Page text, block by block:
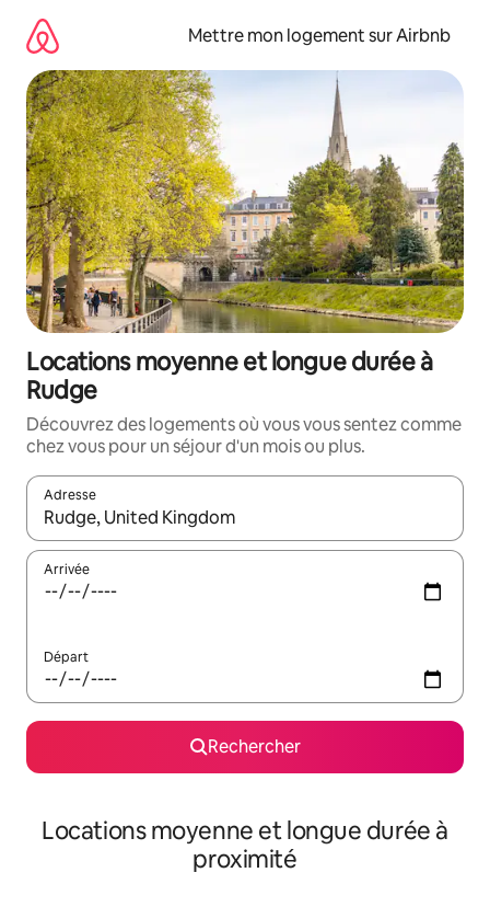
directement
contenu
Mettre mon logement sur Airbnb
Locations moyenne et longue durée à
Rudge
Découvrez des logements où vous vous sentez comme
chez vous pour un séjour d'un mois ou plus.
Adresse
Lorsque les résultats s'affichent, utilisez les flèches vers le
Arrivée
Départ
Rechercher
Locations moyenne et longue durée à
proximité